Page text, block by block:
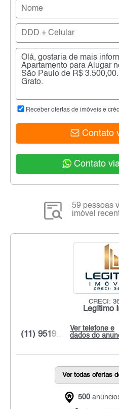
Receber ofertas de imóveis e
Contato
Contato
59 pessoas
imóvel
CRECI:
Legítimo
Ver telefone e
dados do
(11) 9519...
Ver todas ofertas
500